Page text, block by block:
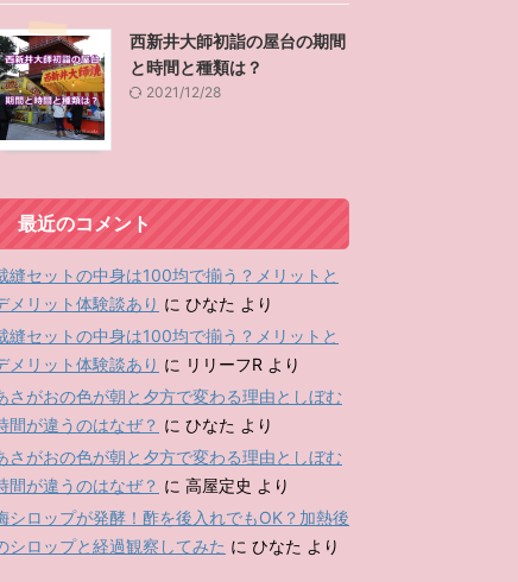
西新井大師初詣の屋台の期間
と時間と種類は？
2021/12/28
最近のコメント
縫セットの中身は100均で揃う？メリットと
メリット体験談あり に ひなた より
縫セットの中身は100均で揃う？メリットと
メリット体験談あり に リリーフR より
さがおの色が朝と夕方で変わる理由としぼむ
間が違うのはなぜ？ に ひなた より
さがおの色が朝と夕方で変わる理由としぼむ
間が違うのはなぜ？ に 高屋定史 より
シロップが発酵！酢を後入れでもOK？加熱後
シロップと経過観察してみた に ひなた より